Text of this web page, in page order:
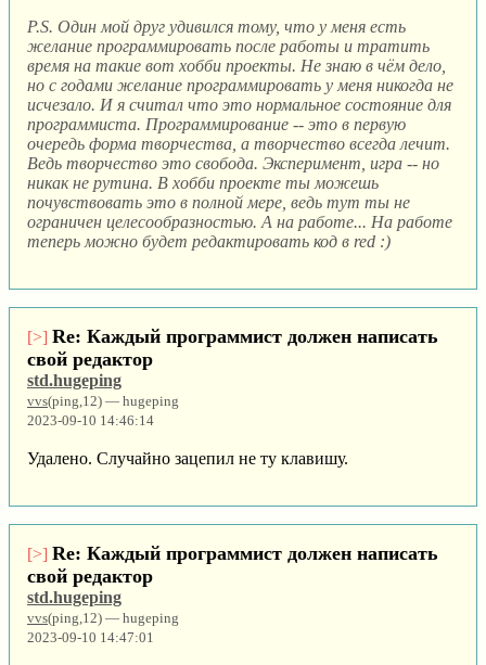
P.S. Один мой друг удивился тому, что у меня есть
желание программировать после работы и тратить
время на такие вот хобби проекты. Не знаю в чём дело,
но с годами желание программировать у меня никогда не
исчезало. И я считал что это нормальное состояние для
программиста. Программирование -- это в первую
очередь форма творчества, а творчество всегда лечит.
Ведь творчество это свобода. Эксперимент, игра -- но
никак не рутина. В хобби проекте ты можешь
почувствовать это в полной мере, ведь тут ты не
ограничен целесообразностью. А на работе... На работе
теперь можно будет редактировать код в red :)
[>] Re: Каждый программист должен написать
свой редактор
std.hugeping
vvs(ping,12) — hugeping
2023-09-10 14:46:14
Удалено. Случайно зацепил не ту клавишу.
[>] Re: Каждый программист должен написать
свой редактор
std.hugeping
vvs(ping,12) — hugeping
2023-09-10 14:47:01